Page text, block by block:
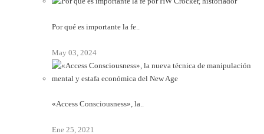
Por qué es importante la fe..
May 03, 2024
«Access Consciousness», la..
Ene 25, 2021